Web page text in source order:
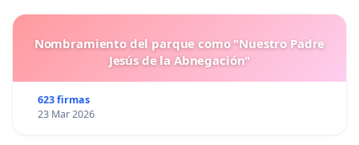
Nombramiento del parque como "Nuestro Padre
Jesús de la Abnegación"
623 firmas
23 Mar 2026